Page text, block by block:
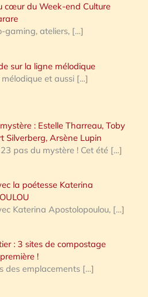
cœur du Week-end Culture
gaming, ateliers, […]
sur la ligne mélodique
mélodique et aussi […]
: Estelle Tharreau, Toby
Silverberg, Arsène Lupin
pas du mystère ! Cet été […]
la poétesse Katerina
Katerina Apostolopoulou, […]
: 3 sites de compostage
!
des emplacements […]